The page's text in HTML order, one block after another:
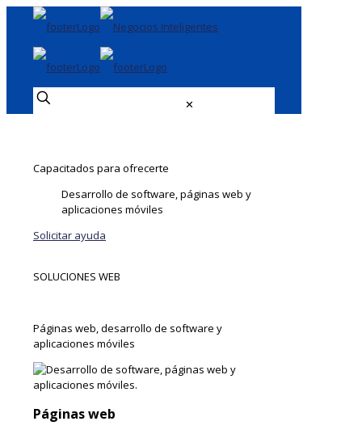
✕
Capacitados para ofrecerte
Desarrollo de software, páginas web y
aplicaciones móviles
Solicitar ayuda
SOLUCIONES WEB
Páginas web, desarrollo de software y
aplicaciones móviles
Páginas web